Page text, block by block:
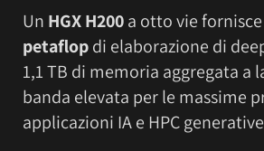
Un HGX H200a otto vie
petaflopdi elaborazione di
1,1 TB di memoria aggregata a
banda elevata per le massime
applicazioni IA e HPC